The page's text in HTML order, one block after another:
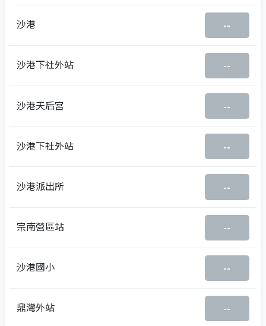
沙港 --
沙港下社外站 --
沙港天后宮 --
沙港下社外站 --
沙港派出所 --
宗南營區站 --
沙港國小 --
鼎灣外站 --